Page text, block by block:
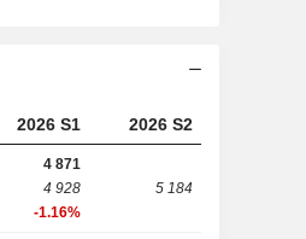
2026 S1 2026 S2
4 871
4 928
-1.16%
5 184